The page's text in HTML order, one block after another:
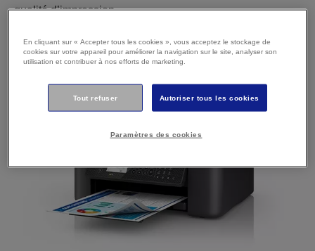
qualité d’impression.
En cliquant sur « Accepter tous les cookies », vous acceptez le stockage de
cookies sur votre appareil pour améliorer la navigation sur le site, analyser son
utilisation et contribuer à nos efforts de marketing.
Tout refuser Autoriser tous les cookies
Paramètres des cookies